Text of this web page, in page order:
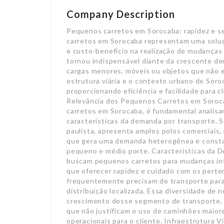
Company Description
Pequenos carretos em Sorocaba: rapidez e segurança para sua mudança urgente Os pequenos carretos em Sorocaba representam uma solução essencial para quem busca praticidade, agilidade e custo-benefício na realização de mudanças e transportes locais. Este serviço especializado se tornou indispensável diante da crescente demanda por deslocamentos urbanos que envolvem cargas menores, móveis ou objetos que não exigem veículos de grande porte. Além disso, a estrutura viária e o contexto urbano de Sorocaba favorecem o uso desses carretos, proporcionando eficiência e facilidade para clientes residenciais e comerciais. Contexto e Relevância dos Pequenos Carretos em Sorocaba Para compreender a importância dos pequenos carretos em Sorocaba, é fundamental analisar o ambiente urbano, a dinâmica econômica local e as características da demanda por transporte. Sorocaba, como uma das maiores cidades do interior paulista, apresenta amplos polos comerciais, residências densas e múltiplos centros industriais, o que gera uma demanda heterogênea e constante por transporte especializado em cargas de pequeno e médio porte. Características da Demanda Local No âmbito residencial, muitas famílias buscam pequenos carretos para mudanças internas ou no próprio município, valorizando o serviço que oferecer rapidez e cuidado com os pertences. Já no setor comercial, pequenos negócios frequentemente precisam de transporte para reposição de estoques, entregas rápidas e distribuição localizada. Essa diversidade de necessidades cria um cenário propício para o crescimento desse segmento de transporte, especialmente porque o serviço acomoda volumes que não justificam o uso de caminhões maiores, garantindo preço justo e redução de custos operacionais para o cliente. Infraestrutura Viária e Logística Urbana Sorocaba possui uma malha viária que inclui avenidas amplas, ruas estreitas e áreas com restrições para veículos de grande porte. Nesse sentido, a agilidade dos pequenos carretos se destaca, pois veículos menores conseguem acessar locais de difícil manobra, evitando bloqueios e atrasos. A capacidade de adaptação a rotas urbanas e horários flexíveis torna esse serviço indispensável para uma logística urbana eficiente, minimizando a exposição da carga a riscos e fidelizando a clientela. Vantagens de Utilizar Pequenos Carretos em Mudanças e Fretes Compreender os benefícios dos pequenos carretos permite ao cliente potencial enxergar além do transporte e valorizar soluções práticas para suas necessidades cotidianas. O serviço oferece múltiplas vantagens que atendem a pontos críticos enfrentados por indivíduos e empresas, como economia, segurança e agilidade. Economia de Tempo e Custos Um dos principais benefícios está na otimização do tempo, já que veículos menores conseguem completar deslocamentos mais rápido nas vias urbanas de Sorocaba, ocupando menos espaço e facilitando o estacionamento próximo aos pontos de carga e descarga. Ao concentrar o frete em volumes compatíveis com o porte do veículo, evita-se o desperdício de recursos. Consequentemente, o cliente paga um valor proporcional ao serviço, tendo um preço justo sem comprometer a qualidade. Redução de Estresse nas Mudanças Pequenos carretos especializados contam com profissionais treinados para manusear móveis e objetos frágeis, garantindo segurança durante o transporte. Esse cuidado reduz os riscos de danos e acidentes, eliminando preocupações comuns em mudanças e fretes improvisados. A atenção aos detalhes, o uso adequado de ferramentas e o planejamento prévio do trajeto contribuem para que o processo ocorra sem imprevistos, promovendo uma experiência de mudança tranquila e sem estresse. Flexibilidade e Atendimento Personalizado Ao contratar pequenos carretos em Sorocaba, o cliente tem acesso a serviços customizáveis que se adequam às suas necessidades específicas, seja para entregas rápidas, retirada e armazenamento temporário, ou mesmo para mudanças parciais. Esse nível de flexibilidade permite que o serviço seja contratado em horários variados, com possibilidade de suporte emergencial e acompanhamento próximo do processo, algo valioso em situações que exigem agilidade e precisão. Aspectos Técnicos e Normativos dos Pequenos Carretos em Sorocaba Antes de detalharmos os procedimentos técnicos, é importante compreender o arcabouço normativo que regula o transporte rodoviário de cargas urbanas, sobretudo os pequenos carretos, para garantir a segurança jurídica e operacional do serviço prestado. Legislação Aplicável ao Transporte Urbano de Cargas O transporte de cargas em Sorocaba segue as diretrizes do Código de